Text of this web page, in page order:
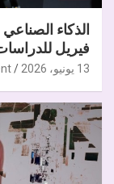
الذكاء
فيريل
13 يونيو، 2026